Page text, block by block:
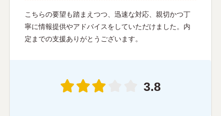
こちらの要望も踏まえつつ、迅速な対応、親切かつ丁
寧に情報提供やアドバイスをしていただけました。内
定までの支援ありがとうございます。
3.8